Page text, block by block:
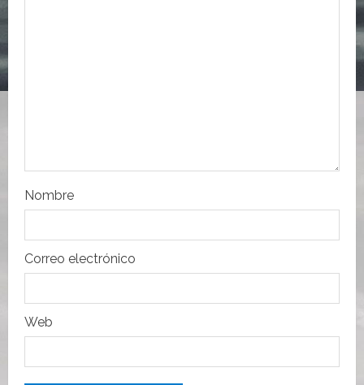
r
a
d
a
s
Nombre
Correo electrónico
Web